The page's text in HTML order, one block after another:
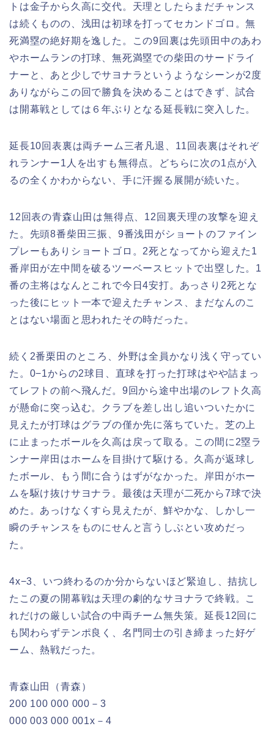
トは金子から久高に交代。天理としたらまだチャンス
は続くものの、浅田は初球を打ってセカンドゴロ。無
死満塁の絶好期を逸した。この9回裏は先頭田中のあわ
やホームランの打球、無死満塁での柴田のサードライ
ナーと、あと少しでサヨナラというようなシーンが2度
ありながらこの回で勝負を決めることはできず、試合
は開幕戦としては６年ぶりとなる延長戦に突入した。
延長10回表裏は両チーム三者凡退、11回表裏はそれぞ
れランナー1人を出すも無得点。どちらに次の1点が入
るの全くかわからない、手に汗握る展開が続いた。
12回表の青森山田は無得点、12回裏天理の攻撃を迎え
た。先頭8番柴田三振、9番浅田がショートのファイン
プレーもありショートゴロ。2死となってから迎えた1
番岸田が左中間を破るツーベースヒットで出塁した。1
番の主将はなんとこれで今日4安打。あっさり2死とな
った後にヒット一本で迎えたチャンス、まだなんのこ
とはない場面と思われたその時だった。
続く2番栗田のところ、外野は全員かなり浅く守ってい
た。0−1からの2球目、直球を打った打球はやや詰まっ
てレフトの前へ飛んだ。9回から途中出場のレフト久高
が懸命に突っ込む。クラブを差し出し追いついたかに
見えたが打球はグラブの僅か先に落ちていた。芝の上
に止まったボールを久高は戻って取る。この間に2塁ラ
ンナー岸田はホームを目掛けて駆ける。久高が返球し
たボール、もう間に合うはずがなかった。岸田がホー
ムを駆け抜けサヨナラ。最後は天理が二死から7球で決
めた。あっけなくすら見えたが、鮮やかな、しかし一
瞬のチャンスをものにせんと言うしぶとい攻めだっ
た。
4x−3、いつ終わるのか分からないほど緊迫し、拮抗し
たこの夏の開幕戦は天理の劇的なサヨナラで終戦。こ
れだけの厳しい試合の中両チーム無失策。延長12回に
も関わらずテンポ良く、名門同士の引き締まった好ゲ
ーム、熱戦だった。
青森山田（青森）
200 100 000 000－3
000 003 000 001x－4